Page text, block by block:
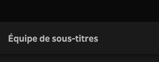
Équipe de sous-titres